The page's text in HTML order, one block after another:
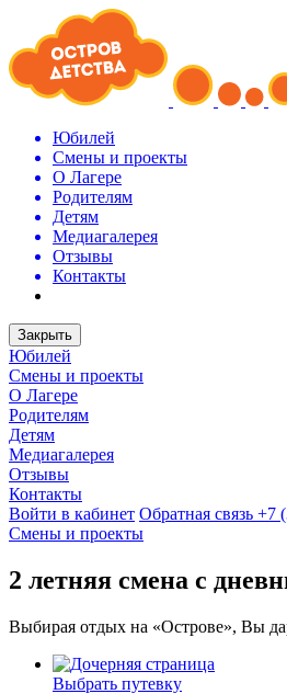
Юбилей
Смены и проекты
О Лагере
Родителям
Детям
Медиагалерея
Отзывы
Контакты
Закрыть
Юбилей
Смены и проекты
О Лагере
Родителям
Детям
Медиагалерея
Отзывы
Контакты
Войти в кабинет Обратная связь +7
Смены и проекты
2 летняя смена с
Выбирая отдых на «Острове», Вы
Выбрать путевку